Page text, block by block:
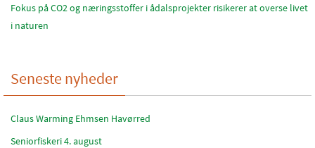
Fokus på CO2 og næringsstoffer i ådalsprojekter risikerer at overse livet
i naturen
Seneste nyheder
Claus Warming Ehmsen Havørred
Seniorfiskeri 4. august